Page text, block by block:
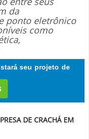
da
ponto eletrônico
como
seu projeto de
DE CRACHÁ EM